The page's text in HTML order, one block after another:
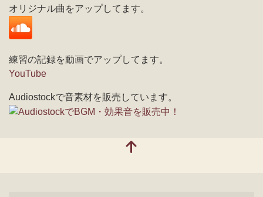
オリジナル曲をアップしてます。
練習の記録を動画でアップしてます。
YouTube
Audiostockで音素材を販売しています。